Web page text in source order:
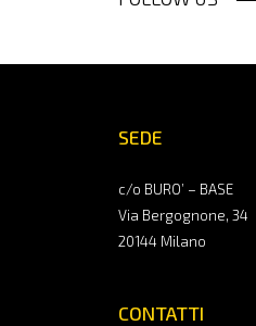
SEDE
c/o BURO’ – BASE
Via Bergognone, 34
20144 Milano
CONTATTI